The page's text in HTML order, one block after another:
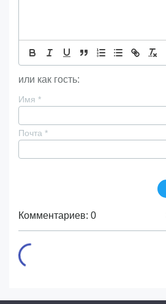
или как гость:
Имя *
Почта *
Комментариев: 0